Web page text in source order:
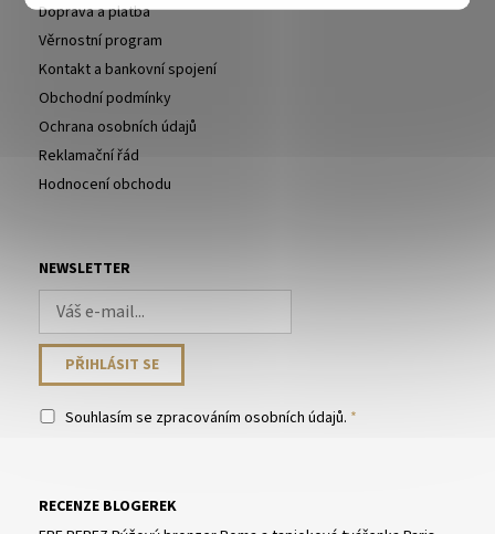
Doprava a platba
Věrnostní program
Kontakt a bankovní spojení
Obchodní podmínky
Ochrana osobních údajů
Reklamační řád
Hodnocení obchodu
NEWSLETTER
Souhlasím se zpracováním osobních údajů.
RECENZE BLOGEREK